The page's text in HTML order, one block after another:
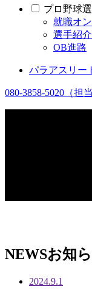
プロ野球
就職オ
選手紹介
OB進路
パラアスリー
080-3858-5020 （担
NEWSお知
2024.9.1